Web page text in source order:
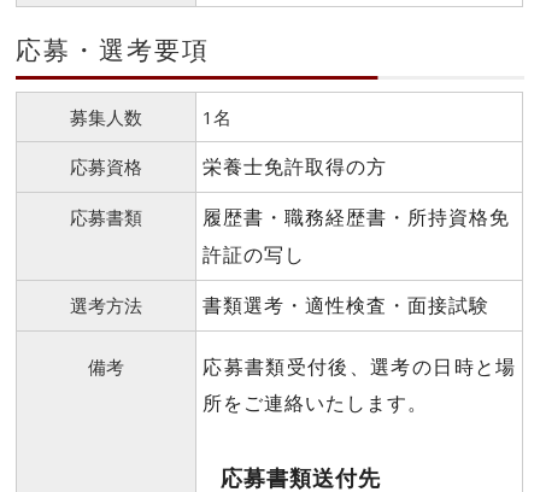
応募・選考要項
募集人数 1名
応募資格 栄養士免許取得の方
応募書類
履歴書・職務経歴書・所持資格免
許証の写し
選考方法 書類選考・適性検査・面接試験
備考
応募書類受付後、選考の日時と場
所をご連絡いたします。
応募書類送付先